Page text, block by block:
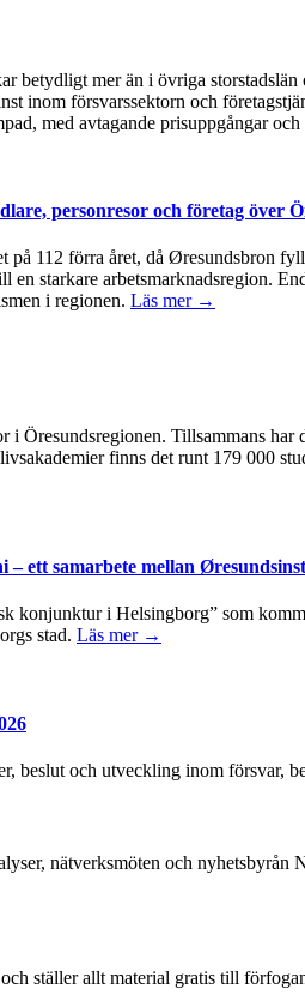
betydligt mer än i övriga
inom försvarssektorn och
med avtagande prisuppgångar
personresor och företag över
112 förra året, då Øresundsbron
starkare arbetsmarknadsregion.
i regionen. Läs mer →
Tillsammans
finns det runt 179 000
samarbete mellan
konjunktur i Helsingborg” som
stad. Läs mer →
beslut och utveckling inom försvar,
nätverksmöten och
ställer allt material gratis till